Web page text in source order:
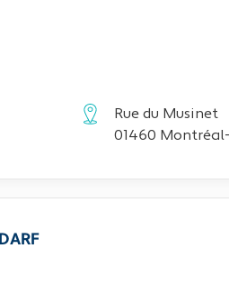
Rue du Musinet
01460